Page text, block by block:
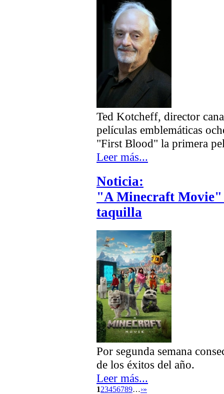
Ted Kotcheff, director
películas emblemáticas
"First Blood" la primera
Leer más...
Noticia:
"A Minecraft Movie"
taquilla
Por segunda semana
de los éxitos del año.
Leer más...
123456789…›»